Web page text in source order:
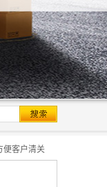
便客户清关